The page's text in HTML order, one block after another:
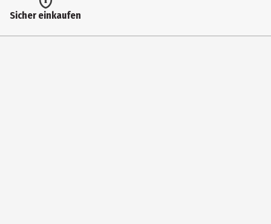
Artikelnummer des Herstellers
Sicher einkaufen